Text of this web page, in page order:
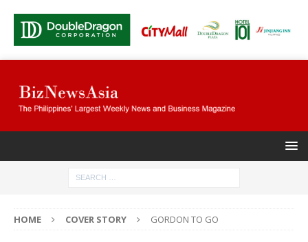
HOME COVER STORY GORDON TO GO